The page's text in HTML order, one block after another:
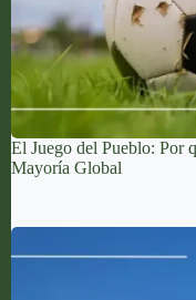
El Juego del Pueblo: Por
Mayoría Global